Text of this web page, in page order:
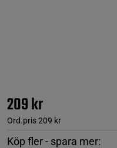
209 kr
Ord.pris209 kr
Köp fler - spara mer: